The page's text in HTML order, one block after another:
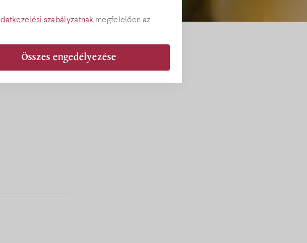
szabályzatnak megfelelően az
Összes engedélyezése